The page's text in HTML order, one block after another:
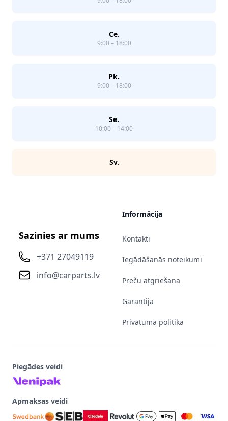
Ce.
9:00 – 18:00
Pk.
9:00 – 18:00
Se.
10:00 – 14:00
Sv.
Sazinies ar mums
+371 27049119
info@carparts.lv
Informācija
Kontakti
Iegādāšanās noteikumi
Preču atgriešana
Garantija
Privātuma politika
Piegādes veidi
Apmaksas veidi